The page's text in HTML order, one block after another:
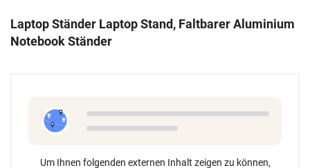
Laptop Ständer Laptop Stand, Faltbarer Aluminium
Notebook Ständer
Um Ihnen folgenden externen Inhalt zeigen zu können,